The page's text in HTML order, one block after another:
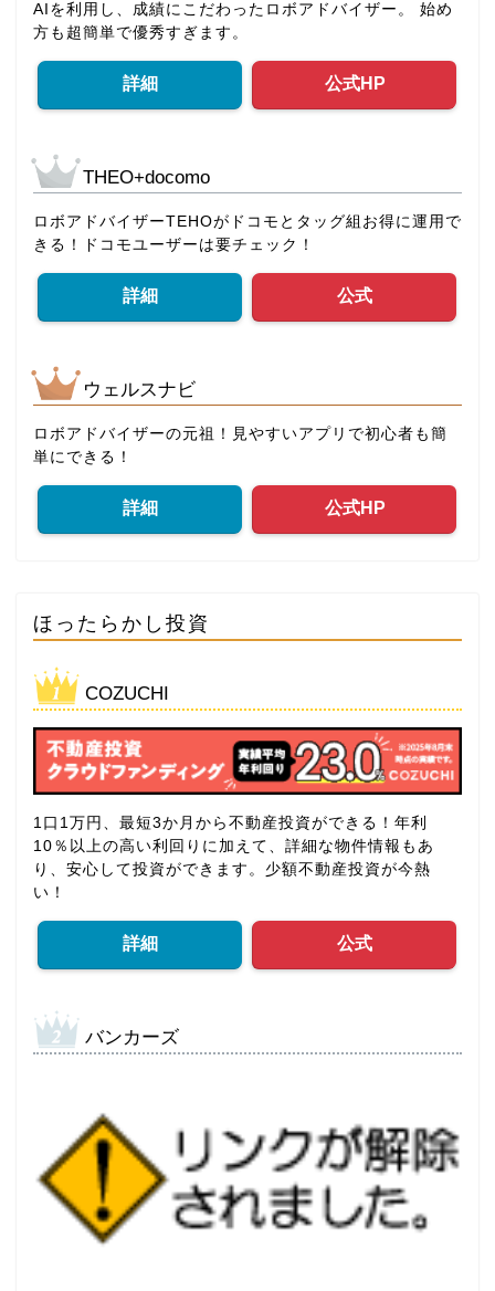
AIを利用し、成績にこだわったロボアドバイザー。 始め
方も超簡単で優秀すぎます。
詳細 公式HP
THEO+docomo
ロボアドバイザーTEHOがドコモとタッグ組お得に運用で
きる！ドコモユーザーは要チェック！
詳細 公式
ウェルスナビ
ロボアドバイザーの元祖！見やすいアプリで初心者も簡
単にできる！
詳細 公式HP
ほったらかし投資
COZUCHI
1口1万円、最短3か月から不動産投資ができる！年利
10％以上の高い利回りに加えて、詳細な物件情報もあ
り、安心して投資ができます。少額不動産投資が今熱
い！
詳細 公式
バンカーズ